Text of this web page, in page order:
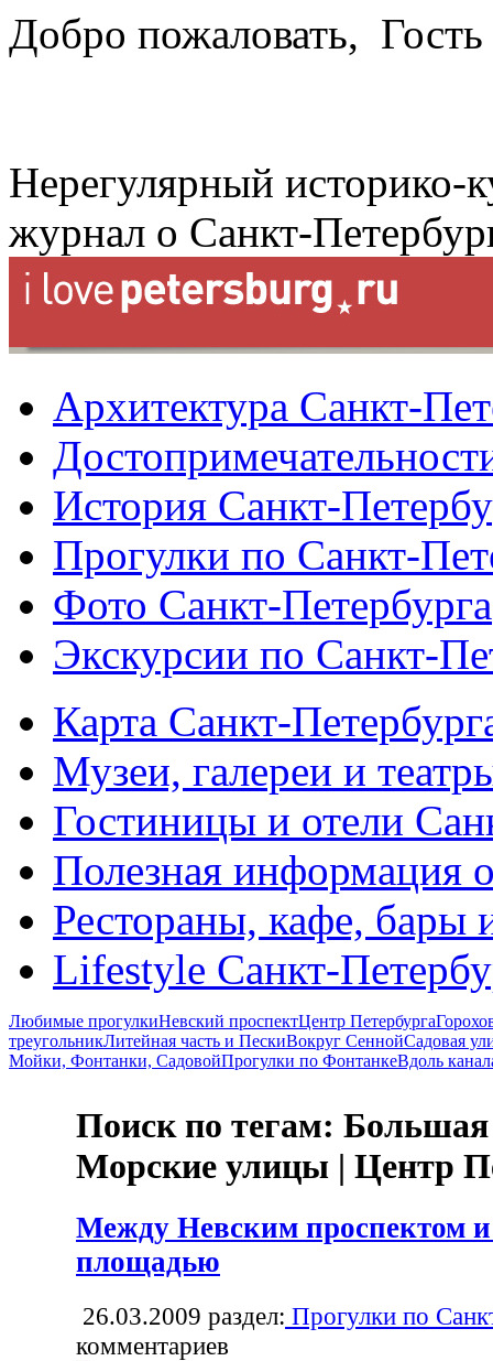
Добро пожаловать, Гость
Нерегулярный историко-
журнал о Санкт-
Архитектура Санкт-
История Санкт-
Прогулки по Санкт-
Фото Санкт-Петербурга
Экскурсии по Санкт-
Карта Санкт-
Музеи, галереи и
Гостиницы и отели
Полезная информация
Рестораны, кафе, бары
Lifestyle Санкт-
Любимые прогулкиНевский проспектЦентр Петербурга
треугольникЛитейная часть и ПескиВокруг СеннойСадовая
Мойки, Фонтанки, СадовойПрогулки по ФонтанкеВдоль
Поиск по тегам:
Морские улицы | Центр
Между Невским проспектом
площадью
26.03.2009 раздел: Прогулки по
комментариев